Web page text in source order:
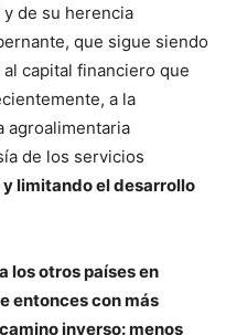
de su herencia
que sigue siendo
capital financiero que
a la
agroalimentaria
de los servicios
limitando el desarrollo
los otros países en
entonces con más
inverso: menos